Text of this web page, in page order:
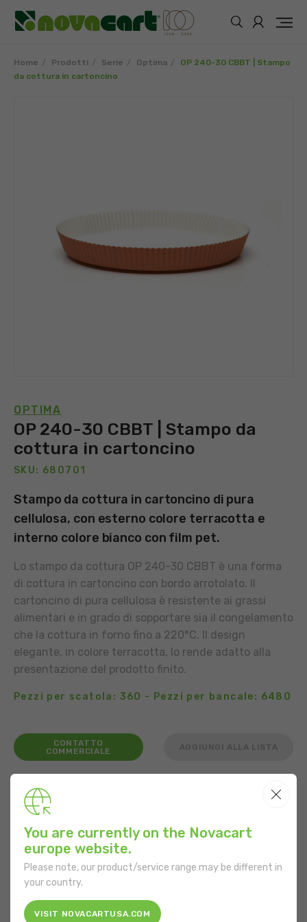
Home Prodotti Serie Optima
OP 240-30 CBBT | Stampo
da cottura in cartoncino
OPTIMA
OP 240-30 CBBT | Stampo da
cottura in cartoncino
SKU: 680701
Stampo da cottura in cartoncino di pura
cellulosa, con esterno colore terracotta e
interno colore bianco con film pet.
Lo stampo da cottura OP 240-30 CBBT è una forma
di cottura in cartoncino con bordo arrotolato. Il
cartoncino di pura cellulosa è resistente ai grassi
alimentari e in grado di sopportare sia il congelamento
che la cottura in forno fino a 220°C. Il design
elegante, in colore terracotta, lo rende adatto alla
presentazione del prodotto finito.
Pezzi per scatola: 360 - Pezzi per bancale: 6480
CONTATTO
COMMERCIALE
AGGIUNGI ALLA LISTA
UTILIZZO
CARATTERISTICHE
Forma: Rotonda
You are currently on the Novacart
europe website.
Please note, our product/service range may be different in
your country.
VISIT NOVACARTUSA.COM